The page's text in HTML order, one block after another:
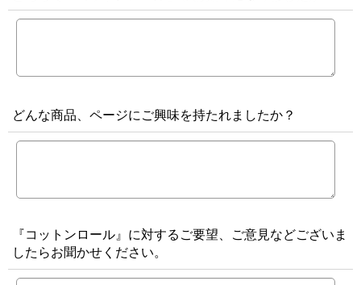
どんな商品、ページにご興味を持たれましたか？
『コットンロール』に対するご要望、ご意見などございま
したらお聞かせください。